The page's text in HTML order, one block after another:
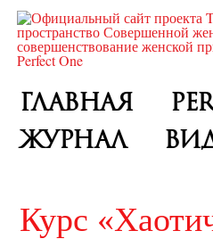
ГЛАВНАЯ
ЖУРНАЛ
Курс